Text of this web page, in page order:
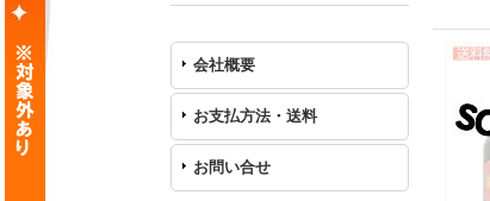
会社概要
お支払方法・送料
お問い合せ